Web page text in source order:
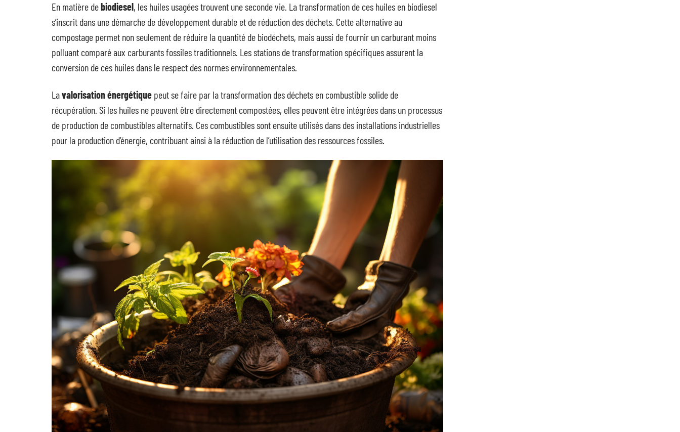
En matière debiodiesel, les huiles usagées trouvent une seconde vie. La transformation de ces huiles en biodiesel
s’inscrit dans une démarche de développement durable et de réduction des déchets. Cette alternative au
compostage permet non seulement de réduire la quantité de biodéchets, mais aussi de fournir un carburant moins
polluant comparé aux carburants fossiles traditionnels. Les stations de transformation spécifiques assurent la
conversion de ces huiles dans le respect des normes environnementales.
Lavalorisation énergétique peut se faire par la transformation des déchets en combustible solide de
récupération. Si les huiles ne peuvent être directement compostées, elles peuvent être intégrées dans un processus
de production de combustibles alternatifs. Ces combustibles sont ensuite utilisés dans des installations industrielles
pour la production d’énergie, contribuant ainsi à la réduction de l’utilisation des ressources fossiles.